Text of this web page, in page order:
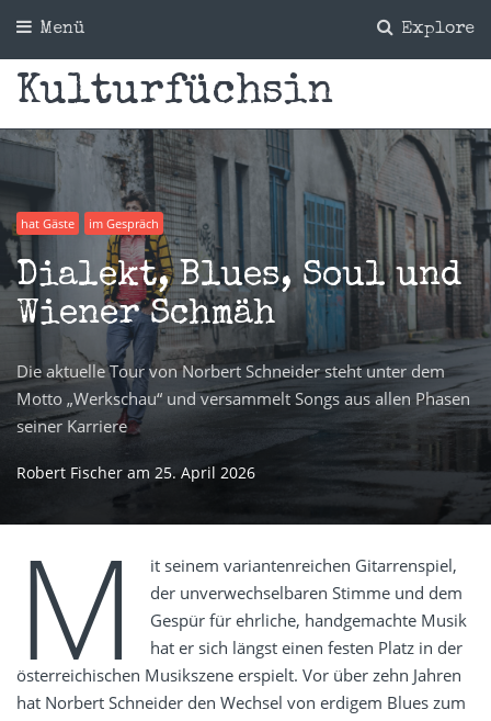
Explore
Menü
Kulturfüchsin
hat Gäste im Gespräch
Dialekt, Blues, Soul und
Wiener Schmäh
Die aktuelle Tour von Norbert Schneider steht unter dem
Motto „Werkschau“ und versammelt Songs aus allen Phasen
seiner Karriere
Robert Fischer am 25. April 2026
M
it seinem variantenreichen Gitarrenspiel,
der unverwechselbaren Stimme und dem
Gespür für ehrliche, handgemachte Musik
hat er sich längst einen festen Platz in der
österreichischen Musikszene erspielt. Vor über zehn Jahren
hat Norbert Schneider den Wechsel von erdigem Blues zum